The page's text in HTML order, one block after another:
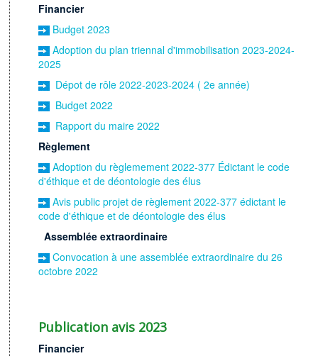
Financier
Budget 2023
Adoption du plan triennal d'immobilisation 2023-2024-
2025
Dépot de rôle 2022-2023-2024 ( 2e année)
Budget 2022
Rapport du maire 2022
Règlement
Adoption du règlemement 2022-377 Édictant le code
d'éthique et de déontologie des élus
Avis public projet de règlement 2022-377 édictant le
code d'éthique et de déontologie des élus
Assemblée extraordinaire
Convocation à une assemblée extraordinaire du 26
octobre 2022
Publication avis 2023
Financier